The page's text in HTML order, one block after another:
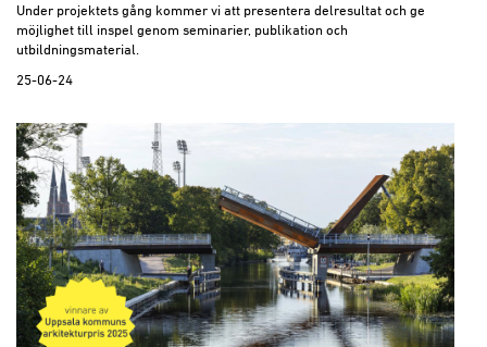
Under projektets gång kommer vi att presentera delresultat och ge
möjlighet till inspel genom seminarier, publikation och
utbildningsmaterial.
25-06-24